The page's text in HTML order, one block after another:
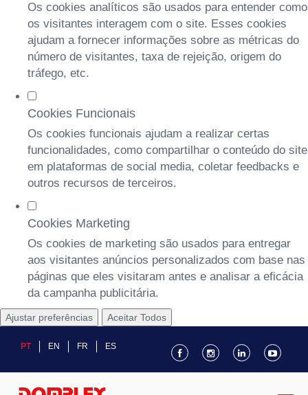
Os cookies analíticos são usados para entender como
os visitantes interagem com o site. Esses cookies
ajudam a fornecer informações sobre as métricas do
número de visitantes, taxa de rejeição, origem do
tráfego, etc.
Cookies Funcionais
Os cookies funcionais ajudam a realizar certas
funcionalidades, como compartilhar o conteúdo do site
em plataformas de social media, coletar feedbacks e
outros recursos de terceiros.
Cookies Marketing
Os cookies de marketing são usados para entregar
aos visitantes anúncios personalizados com base nas
páginas que eles visitaram antes e analisar a eficácia
da campanha publicitária.
Ajustar preferências Aceitar Todos
PT EN FR ES